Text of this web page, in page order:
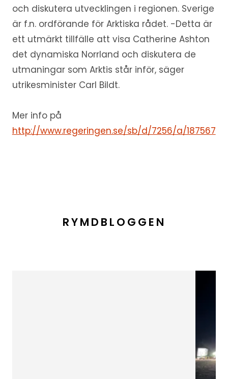
och diskutera utvecklingen i regionen. Sverige
är f.n. ordförande för Arktiska rådet. -Detta är
ett utmärkt tillfälle att visa Catherine Ashton
det dynamiska Norrland och diskutera de
utmaningar som Arktis står inför, säger
utrikesminister Carl Bildt.
Mer info på
http://www.regeringen.se/sb/d/7256/a/187567
RYMDBLOGGEN